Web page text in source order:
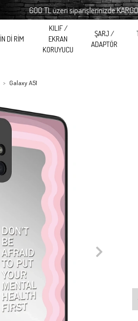
600 TL üzeri siparişlerinizde KARGO
İN Dİ RİM
KILIF /
EKRAN
KORUYUCU
ŞARJ /
ADAPTÖR
Galaxy A51